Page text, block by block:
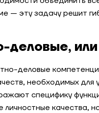
— эту задачу решит
деловые,
деловые
необходимых
специфику
качества,